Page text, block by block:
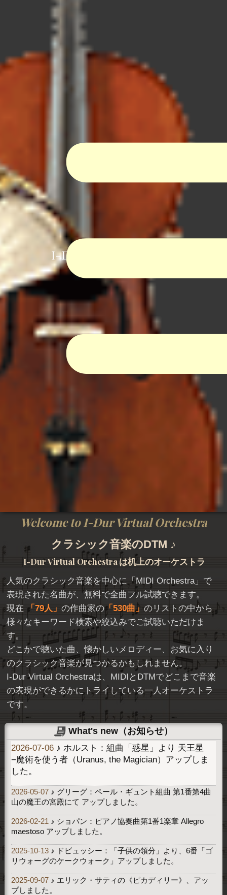
I-Dur Virtual Orchestra
Welcome to I-Dur Virtual Orchestra
クラシック音楽のDTM ♪
I-Dur Virtual Orchestra は机上のオーケストラ
人気のクラシック音楽を中心に「MIDI Orchestra」で
表現された名曲が、無料で全曲フル試聴できます。
現在
79人 の作曲家の 530曲
のリストの中から
様々なキーワード検索や絞込みでご試聴いただけま
す。
どこかで聴いた曲、懐かしいメロディー、お気に入り
のクラシック音楽が見つかるかもしれません。
I-Dur Virtual Orchestraは、MIDIとDTMでどこまで音楽
の表現ができるかにトライしている一人オーケストラ
です。
What's new（お知らせ）
2026-07-06 ♪ ホルスト：組曲「惑星」より 天王星
−魔術を使う者（Uranus, the Magician）アップしま
した。
2026-05-07 ♪ グリーグ：ペール・ギュント組曲 第1番第4曲
山の魔王の宮殿にて アップしました。
2026-02-21 ♪ ショパン：ピアノ協奏曲第1番1楽章 Allegro
maestoso アップしました。
2025-10-13 ♪ ドビュッシー：「子供の領分」より、6番「ゴ
リウォーグのケークウォーク」アップしました。
2025-09-07 ♪ エリック・サティの《ピカディリー》、アッ
プしました。